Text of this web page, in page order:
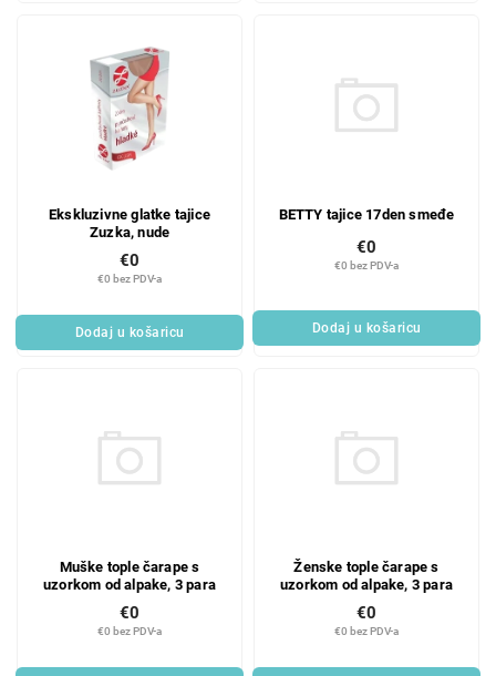
Ekskluzivne glatke tajice
Zuzka, nude
€0 bez PDV-a
€0
Dodaj u košaricu
BETTY tajice 17den smeđe
€0 bez PDV-a
€0
Dodaj u košaricu
Muške tople čarape s
uzorkom od alpake, 3 para
€0 bez PDV-a
€0
Ženske tople čarape s
uzorkom od alpake, 3 para
€0 bez PDV-a
€0